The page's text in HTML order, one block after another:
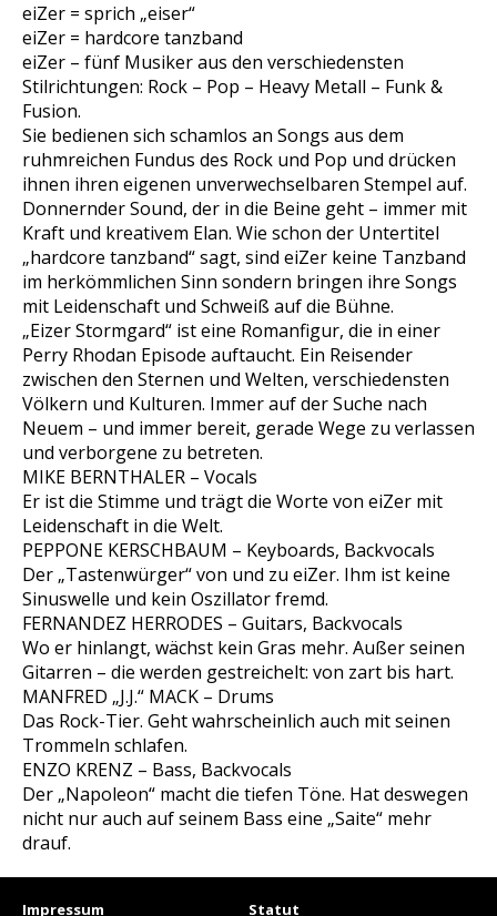
eiZer = sprich „eiser“
eiZer = hardcore tanzband
eiZer – fünf Musiker aus den verschiedensten
Stilrichtungen: Rock – Pop – Heavy Metall – Funk &
Fusion.
Sie bedienen sich schamlos an Songs aus dem
ruhmreichen Fundus des Rock und Pop und drücken
ihnen ihren eigenen unverwechselbaren Stempel auf.
Donnernder Sound, der in die Beine geht – immer mit
Kraft und kreativem Elan. Wie schon der Untertitel
„hardcore tanzband“ sagt, sind eiZer keine Tanzband
im herkömmlichen Sinn sondern bringen ihre Songs
mit Leidenschaft und Schweiß auf die Bühne.
„Eizer Stormgard“ ist eine Romanfigur, die in einer
Perry Rhodan Episode auftaucht. Ein Reisender
zwischen den Sternen und Welten, verschiedensten
Völkern und Kulturen. Immer auf der Suche nach
Neuem – und immer bereit, gerade Wege zu verlassen
und verborgene zu betreten.
MIKE BERNTHALER – Vocals
Er ist die Stimme und trägt die Worte von eiZer mit
Leidenschaft in die Welt.
PEPPONE KERSCHBAUM – Keyboards, Backvocals
Der „Tastenwürger“ von und zu eiZer. Ihm ist keine
Sinuswelle und kein Oszillator fremd.
FERNANDEZ HERRODES – Guitars, Backvocals
Wo er hinlangt, wächst kein Gras mehr. Außer seinen
Gitarren – die werden gestreichelt: von zart bis hart.
MANFRED „J.J.“ MACK – Drums
Das Rock-Tier. Geht wahrscheinlich auch mit seinen
Trommeln schlafen.
ENZO KRENZ – Bass, Backvocals
Der „Napoleon“ macht die tiefen Töne. Hat deswegen
nicht nur auch auf seinem Bass eine „Saite“ mehr
drauf.
Impressum Statut